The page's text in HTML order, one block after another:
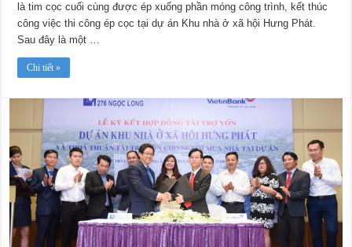
là tim cọc cuối cùng được ép xuống phần móng công trình, kết thúc
công việc thi công ép cọc tại dự án Khu nhà ở xã hội Hưng Phát.
Sau đây là một …
Chi tiết »